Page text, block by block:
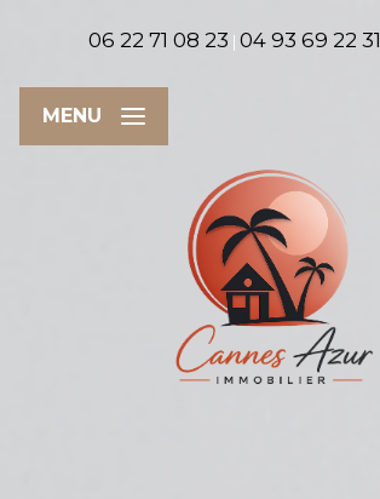
06 22 71 08 23 |04 93 69 22 31
MENU